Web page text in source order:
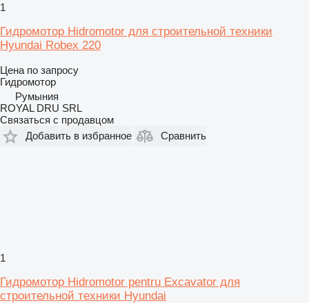
1
Гидромотор Hidromotor для строительной техники
Hyundai Robex 220
Цена по запросу
Гидромотор
Румыния
ROYAL DRU SRL
Связаться с продавцом
Добавить в избранное
Сравнить
1
Гидромотор Hidromotor pentru Excavator для
строительной техники Hyundai